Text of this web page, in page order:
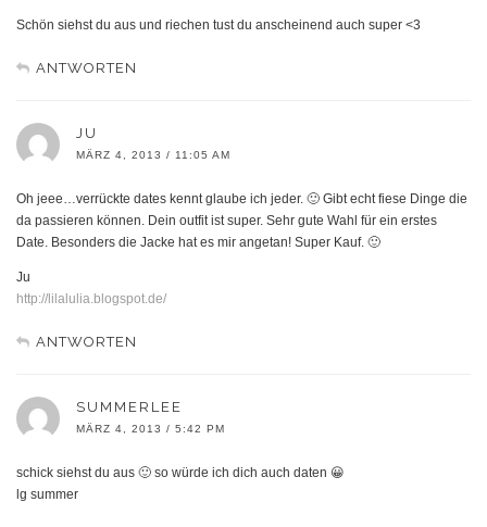
Schön siehst du aus und riechen tust du anscheinend auch super <3
ANTWORTEN
JU
MÄRZ 4, 2013 / 11:05 AM
Oh jeee…verrückte dates kennt glaube ich jeder. 🙂 Gibt echt fiese Dinge die
da passieren können. Dein outfit ist super. Sehr gute Wahl für ein erstes
Date. Besonders die Jacke hat es mir angetan! Super Kauf. 🙂
Ju
http://lilalulia.blogspot.de/
ANTWORTEN
SUMMERLEE
MÄRZ 4, 2013 / 5:42 PM
schick siehst du aus 🙂 so würde ich dich auch daten 😀
lg summer